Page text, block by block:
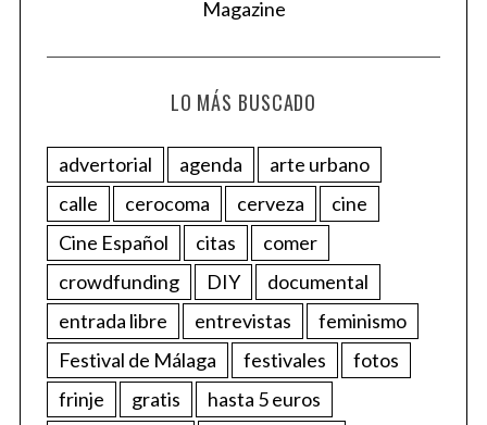
LO MÁS BUSCADO
advertorial agenda
arte urbano
calle
cerocoma cerveza
cine
Cine Español
citas
comer
crowdfunding
DIY
documental
entrada libre
entrevistas
feminismo
Festival de Málaga
festivales
fotos
frinje
gratis
hasta 5 euros